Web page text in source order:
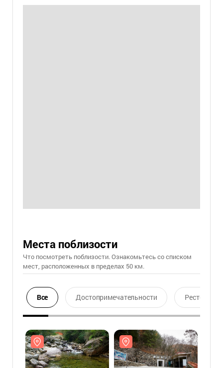
Места поблизости
Что посмотреть поблизости. Ознакомьтесь со списком
мест, расположенных в пределах 50 км.
Все Достопримечательности Ресторан